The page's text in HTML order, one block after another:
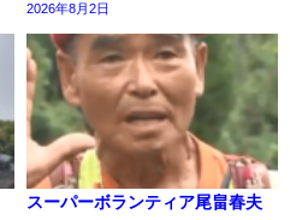
2026年8月2日
スーパーボランティア尾畠春夫